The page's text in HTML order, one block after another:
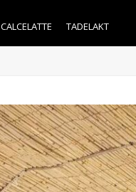
CALCELATTE TADELAKT